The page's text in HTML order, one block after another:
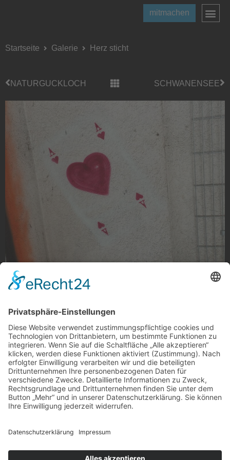
mitmachen
Startseite Galerie Herz sticht
NATURGUCKLOCH SCHWANENSEE
Herz sticht
Streetart, Spielkarte an der Oskar- Kühlen-Straße, Rheydt
Foto: MG anders sehen